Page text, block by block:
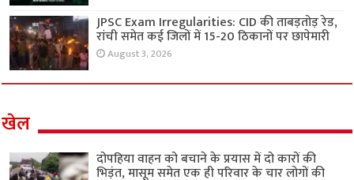
JPSC Exam Irregularities: CID की ताबड़तोड़ रेड,
रांची समेत कई जिलों में 15-20 ठिकानों पर छापेमारी
August 3, 2026
खेल
दोपहिया वाहन को बचाने के प्रयास में दो कारों की
भिड़ंत, मासूम समेत एक ही परिवार के चार लोगों की